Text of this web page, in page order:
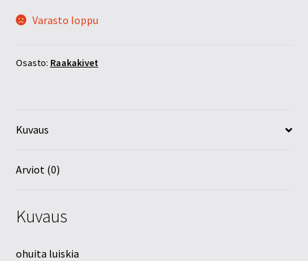
Varasto loppu
Osasto: Raakakivet
Kuvaus
Arviot (0)
Kuvaus
ohuita luiskia